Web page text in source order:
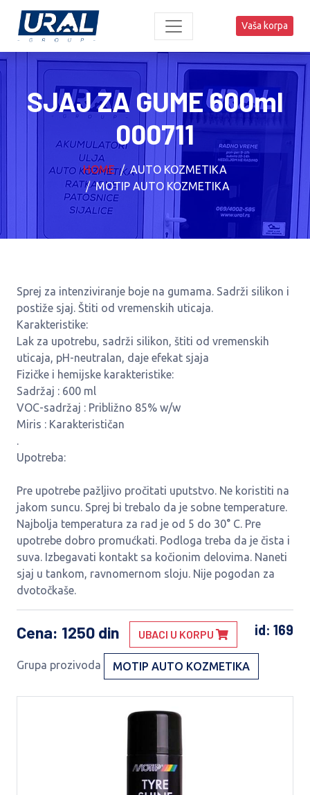
Vaša korpa
SJAJ ZA GUME 600ml
000711
HOME
AUTO KOZMETIKA
MOTIP AUTO KOZMETIKA
Sprej za intenziviranje boje na gumama. Sadrži silikon i
postiže sjaj. Štiti od vremenskih uticaja.
Karakteristike:
Lak za upotrebu, sadrži silikon, štiti od vremenskih
uticaja, pH-neutralan, daje efekat sjaja
Fizičke i hemijske karakteristike:
Sadržaj : 600 ml
VOC-sadržaj : Približno 85% w/w
Miris : Karakterističan
.
Upotreba:
Pre upotrebe pažljivo pročitati uputstvo. Ne koristiti na
jakom suncu. Sprej bi trebalo da je sobne temperature.
Najbolja temperatura za rad je od 5 do 30° C. Pre
upotrebe dobro promućkati. Podloga treba da je čista i
suva. Izbegavati kontakt sa kočionim delovima. Naneti
sjaj u tankom, ravnomernom sloju. Nije pogodan za
dvotočkaše.
Cena: 1250 din id: 169
UBACI U KORPU
Grupa prozivoda MOTIP AUTO KOZMETIKA